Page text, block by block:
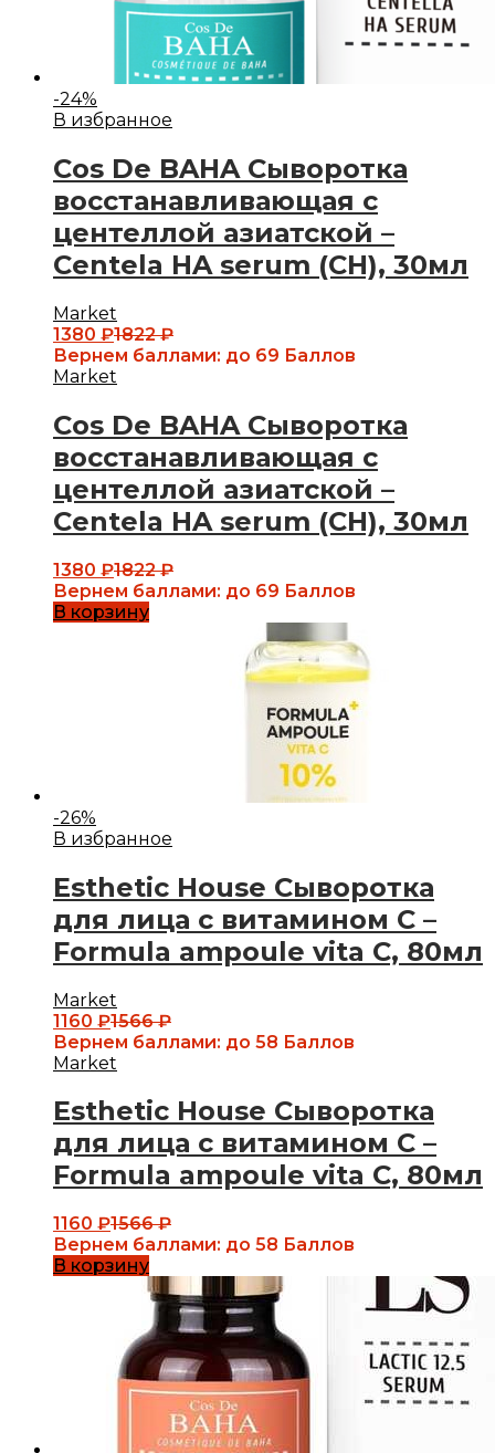
-24%
В избранное
Cos De BAHA Сыворотка
восстанавливающая с
центеллой азиатской –
Centela HA serum (CH), 30мл
Market
1380 ₽1822₽
Вернем баллами: до 69 Баллов
Market
Cos De BAHA Сыворотка
восстанавливающая с
центеллой азиатской –
Centela HA serum (CH), 30мл
1380 ₽1822₽
Вернем баллами: до 69 Баллов
В корзину
-26%
В избранное
Esthetic House Сыворотка
для лица с витамином С –
Formula ampoule vita C, 80мл
Market
1160 ₽1566₽
Вернем баллами: до 58 Баллов
Market
Esthetic House Сыворотка
для лица с витамином С –
Formula ampoule vita C, 80мл
1160 ₽1566₽
Вернем баллами: до 58 Баллов
В корзину